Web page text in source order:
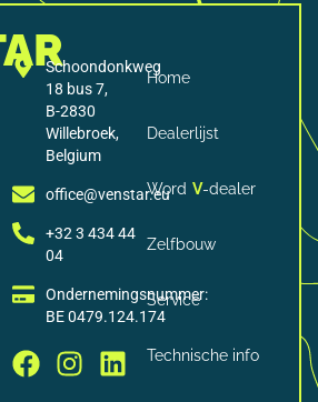
Schoondonkweg
18 bus 7,
B-2830
Willebroek,
Belgium
office@venstar.eu
+32 3 434 44
04
Ondernemingsnummer:
BE 0479.124.174
Home
Dealerlijst
Word V-dealer
Zelfbouw
Service
Technische info